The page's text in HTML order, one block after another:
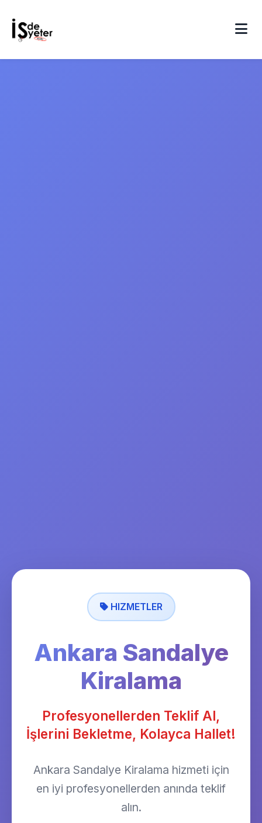
HIZMETLER
Ankara Sandalye
Kiralama
Profesyonellerden Teklif Al,
İşlerini Bekletme, Kolayca Hallet!
Ankara Sandalye Kiralama hizmeti için
en iyi profesyonellerden anında teklif
alın.